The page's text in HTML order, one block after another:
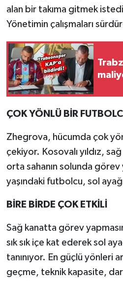
alan bir takıma gitmek
Yönetimin çalışmaları
ÇOK YÖNLÜ BİR
Zhegrova, hücumda çok
çekiyor. Kosovalı yıldız,
orta sahanın solunda
yaşındaki futbolcu, sol
BİRE BİRDE ÇOK ETKİLİ
Sağ kanatta görev
sık sık içe kat ederek sol
tanınıyor. En güçlü yönleri
geçme, teknik kapasite, dar